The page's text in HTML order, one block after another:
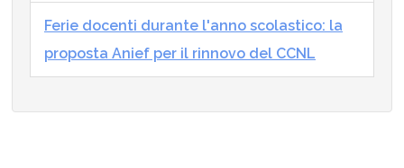
Ferie docenti durante l'anno scolastico: la
proposta Anief per il rinnovo del CCNL